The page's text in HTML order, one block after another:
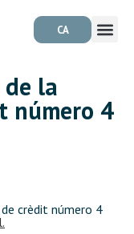
CA
la
número 4
crèdit número 4